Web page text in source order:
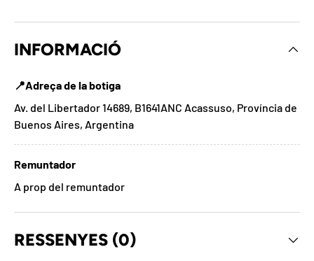
INFORMACIÓ
📍Adreça de la botiga
Av. del Libertador 14689, B1641ANC Acassuso, Província de
Buenos Aires, Argentina
Remuntador
A prop del remuntador
RESSENYES (0)